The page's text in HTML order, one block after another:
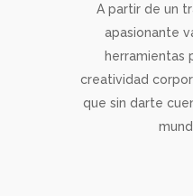
A partir de un
apasionante
herramientas
creatividad
que sin darte